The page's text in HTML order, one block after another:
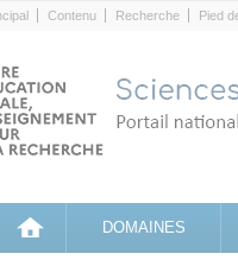
Contenu Recherche Pied
DOMAINES